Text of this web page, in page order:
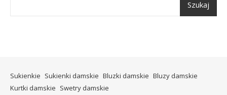
Szukaj
Sukienkie Sukienki damskie Bluzki damskie Bluzy damskie
Kurtki damskie Swetry damskie